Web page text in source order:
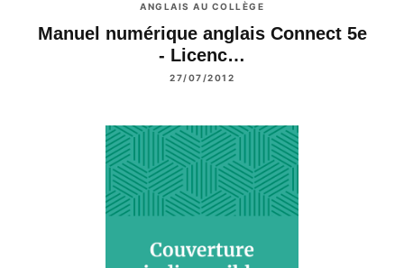
ANGLAIS AU COLLÈGE
Manuel numérique anglais Connect 5e
- Licenc…
27/07/2012